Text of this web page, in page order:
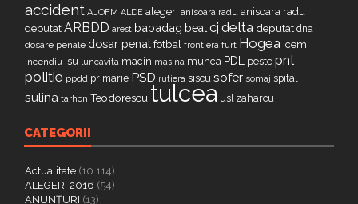
accident AJOFM ALDE alegeri anisoara radu anisoara radu
deputat ARBDD arest babadag beatcj delta deputat dna
dosare penale dosar penal fotbal frontiera furt Hogea icem
incendiu isu luncavita macin masina munca PDL peste pnl
politie ppdd primarie PSD rutiera siscu sofer somaj spital
sulina tarhon Teodorescu tulcea usl zaharcu
CATEGORII
Actualitate (10.114)
ALEGERI 2016 (54)
ANUNȚURI (13)